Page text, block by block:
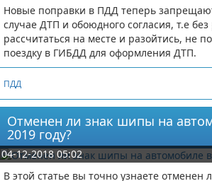
Новые поправки в ПДД теперь
случае ДТП и обоюдного согласия, т.е без
рассчитаться на месте и разойтись, не
поездку в ГИБДД для оформления ДТП.
ПДД
Отменен ли знак шипы на
2019 году?
04-12-2018 05:02
В этой статье вы точно узнаете